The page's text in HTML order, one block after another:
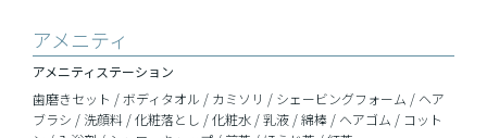
アメニティ
アメニティ ステーション
歯磨きセット / ボディタオル / カミソリ / シェービングフォーム / ヘア
ブラシ / 洗顔料 / 化粧落とし / 化粧水 / 乳液 / 綿棒 / ヘアゴム / コット